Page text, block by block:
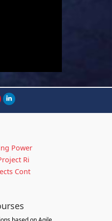
Power
Ri
Cont